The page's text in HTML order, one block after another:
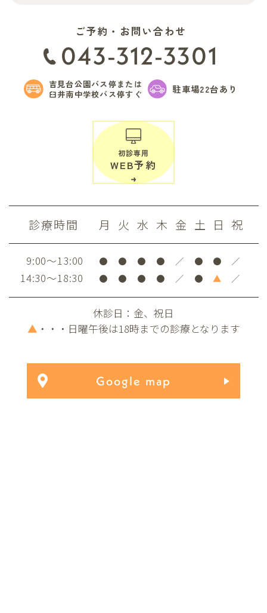
ご予約・お問い合わせ
043-312-3301
吉見台公園バス停または
臼井南中学校バス停すぐ
駐車場22台あり
初診専用
WEB予約
診療時間 月 火 水 木 金 土 日 祝
9:00～13:00 ● ● ● ● ／ ● ● ／
14:30～18:30 ● ● ● ● ／ ● ▲ ／
休診日：金、祝日
▲ ・・・日曜午後は18時までの診療となります
Google map